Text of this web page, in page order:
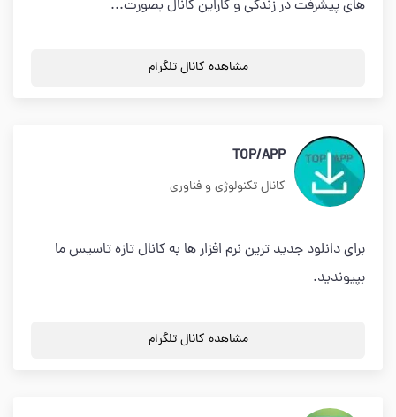
های پیشرفت در زندگی و کاراین کانال بصورت...
مشاهده کانال تلگرام
TOP/APP
کانال تکنولوژی و فناوری
برای دانلود جدید ترین نرم افزار ها به کانال تازه تاسیس ما
بپیوندید.
مشاهده کانال تلگرام